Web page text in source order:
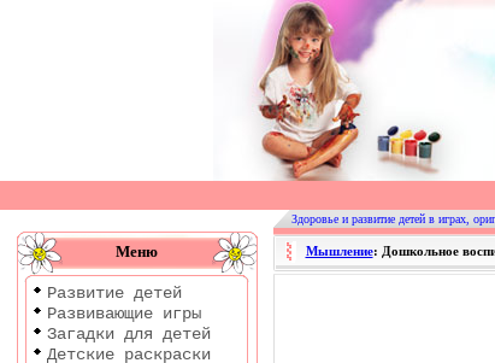
|
Раскраски
Развитие
детей
Меню
Развитие детей
Развивающие игры
Загадки для детей
Детские раскраски
Здоровье и развитие детей в играх,
Мышление: Дошкольное